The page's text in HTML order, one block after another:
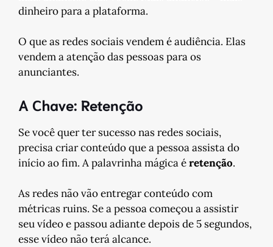
dinheiro para a plataforma.
O que as redes sociais vendem é audiência. Elas
vendem a atenção das pessoas para os
anunciantes.
A Chave: Retenção
Se você quer ter sucesso nas redes sociais,
precisa criar conteúdo que a pessoa assista do
início ao fim. A palavrinha mágica éretenção.
As redes não vão entregar conteúdo com
métricas ruins. Se a pessoa começou a assistir
seu vídeo e passou adiante depois de 5 segundos,
esse vídeo não terá alcance.